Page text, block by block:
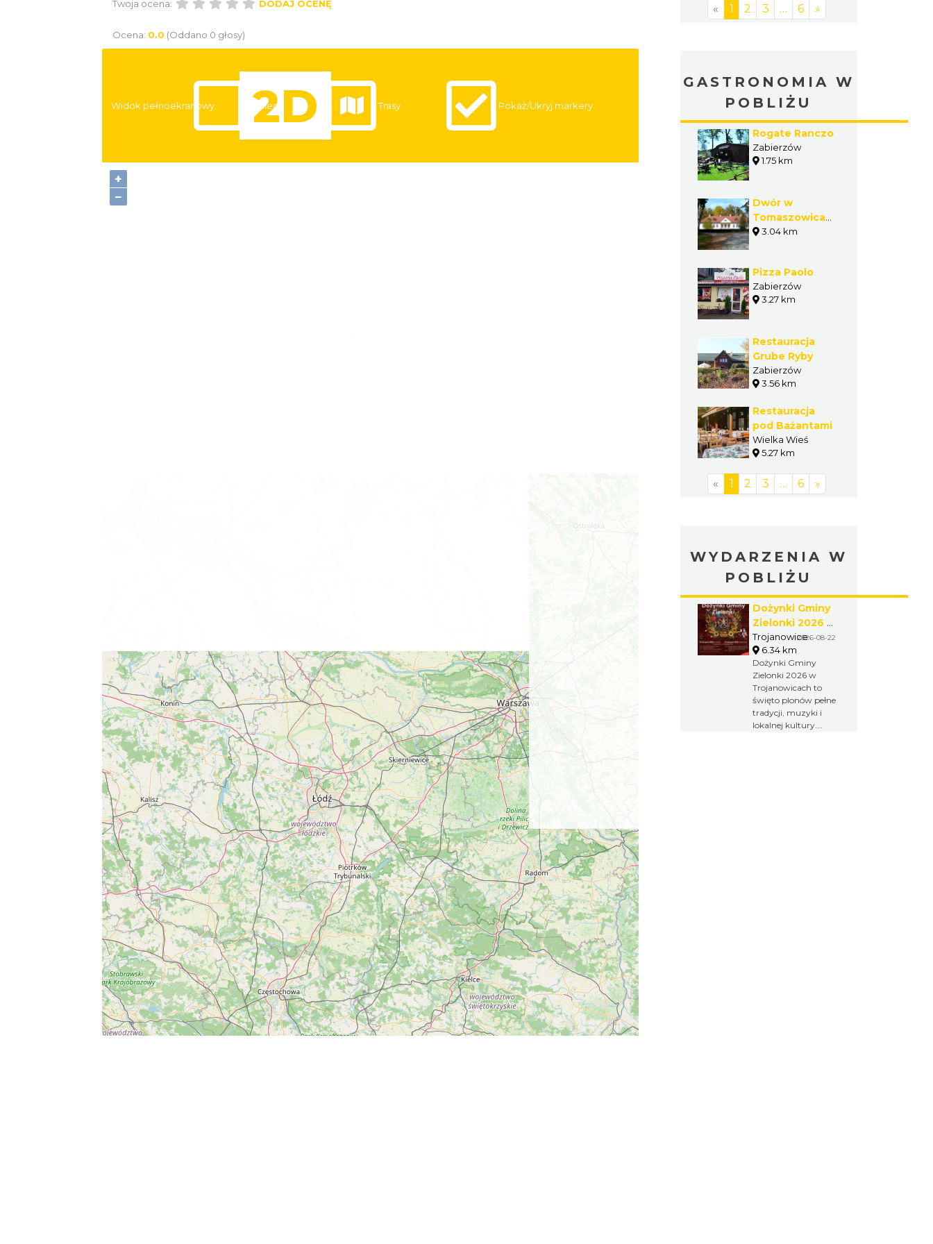
Twoja ocena: DODAJ OCENĘ
Ocena: 0.0 (Oddano 0 głosy)
+
−
Widok pełnoekranowy: Noclegi Trasy Pokaż/Ukryj markery
« 1 2 3 … 6 »
GASTRONOMIA W
POBLIŻU
Rogate Ranczo
Zabierzów
1.75 km
Dwór w
Tomaszowicach
- Krakowskie
3.04 km
Pizza Paolo
Zabierzów
3.27 km
Restauracja
Grube Ryby
Zabierzów
3.56 km
Restauracja
pod Bażantami
Wielka Wieś
5.27 km
« 1 2 3 … 6 »
WYDARZENIA W
POBLIŻU
Dożynki Gminy
Zielonki 2026 w
Trojanowicach
Trojanowice2026-08-22
6.34 km
Dożynki Gminy
Zielonki 2026 w
Trojanowicach to
święto plonów pełne
tradycji, muzyki i
lokalnej kultury.